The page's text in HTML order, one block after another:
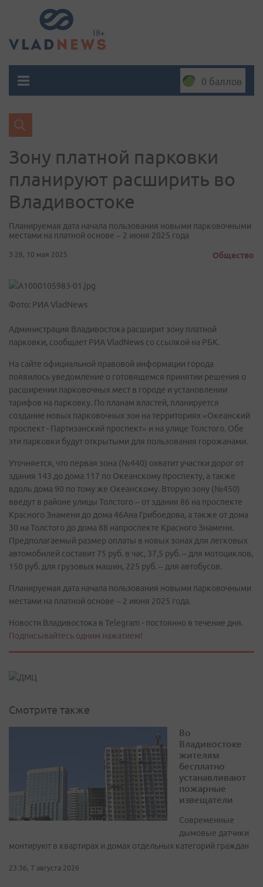
0 баллов
Зону платной парковки
планируют расширить во
Владивостоке
Планируемая дата начала пользования новыми парковочными
местами на платной основе – 2 июня 2025 года
3:28, 10 мая 2025 Общество
Фото: РИА VladNews
Администрация Владивостока расширит зону платной
парковки, сообщает РИА VladNews со ссылкой на РБК.
На сайте официальной правовой информации города
появилось уведомление о готовящемся принятии решения о
расширении парковочных мест в городе и установлении
тарифов на парковку. По планам властей, планируется
создание новых парковочных зон на территориях «Океанский
проспект - Партизанский проспект» и на улице Толстого. Обе
эти парковки будут открытыми для пользования горожанами.
Уточняется, что первая зона (№440) охватит участки дорог от
здания 143 до дома 117 по Океанскому проспекту, а также
вдоль дома 90 по тому же Океанскому. Вторую зону (№450)
введут в районе улицы Толстого – от здания 86 на проспекте
Красного Знамени до дома 46Ана Грибоедова, а также от дома
30 на Толстого до дома 88 напроспекте Красного Знамени.
Предполагаемый размер оплаты в новых зонах для легковых
автомобилей составит 75 руб. в час, 37,5 руб. – для мотоциклов,
150 руб. для грузовых машин, 225 руб. – для автобусов.
Планируемая дата начала пользования новыми парковочными
местами на платной основе – 2 июня 2025 года.
Новости Владивостока в Telegram - постоянно в течение дня.
Подписывайтесь одним нажатием!
Смотрите также
Во
Владивостоке
жителям
бесплатно
устанавливают
пожарные
извещатели
Современные
дымовые датчики
монтируют в квартирах и домах отдельных категорий граждан
23:36, 7 августа 2026